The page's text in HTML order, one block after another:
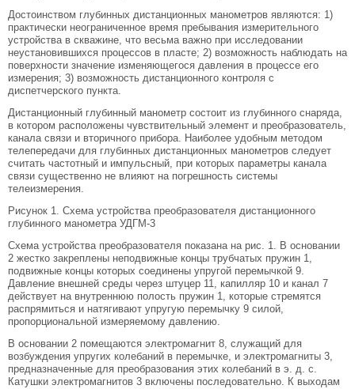
Достоинством глубинных дистанционных манометров являются: 1)
практически неограниченное время пребывания измерительного
устройства в скважине, что весьма важно при исследовании
неустановившихся процессов в пласте; 2) возможность наблюдать на
поверхности значение изменяющегося давления в процессе его
измерения; 3) возможность дистанционного контроля с
диспетчерского пункта.
Дистанционный глубинный манометр состоит из глубинного снаряда,
в котором расположены чувствительный элемент и преобразователь,
канала связи и вторичного прибора. Наиболее удобным методом
телепередачи для глубинных дистанционных манометров следует
считать частотный и импульсный, при которых параметры канала
связи существенно не влияют на погрешность системы
телеизмерения.
Рисунок 1. Схема устройства преобразователя дистанционного
глубинного манометра УДГМ-3
Схема устройства преобразователя показана на рис. 1. В основании
2 жестко закреплены неподвижные концы трубчатых пружин 1,
подвижные концы которых соединены упругой перемычкой 9.
Давление внешней среды через штуцер 11, капилляр 10 и канал 7
действует на внутреннюю полость пружин 1, которые стремятся
распрямиться и натягивают упругую перемычку 9 силой,
пропорциональной измеряемому давлению.
В основании 2 помещаются электромагнит 8, служащий для
возбуждения упругих колебаний в перемычке, и электромагниты 3,
предназначенные для преобразования этих колебаний в э. д. с.
Катушки электромагнитов 3 включены последовательно. К выходам